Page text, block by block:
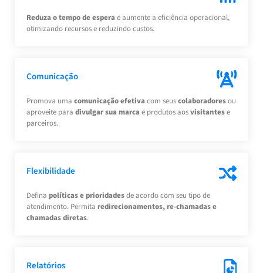
Reduza o tempo de espera e aumente a eficiência operacional,
otimizando recursos e reduzindo custos.
Comunicação
Promova uma comunicação efetiva com seuscolaboradoresou
aproveite para divulgar sua marca e produtos aosvisitantese
parceiros.
Flexibilidade
Defina políticas e prioridadesde acordo com seu tipo de
atendimento. Permita redirecionamentos, re-chamadas e
chamadas diretas.
Relatórios